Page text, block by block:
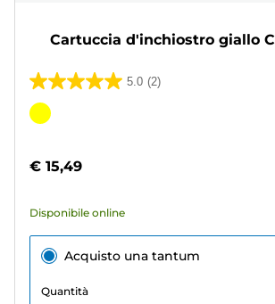
Cartuccia d'inchiostro giallo
5.0 (2)
5.0
su
2
Cartuccia
€ 15,49
Disponibile online
Acquisto una tantum
Quantità